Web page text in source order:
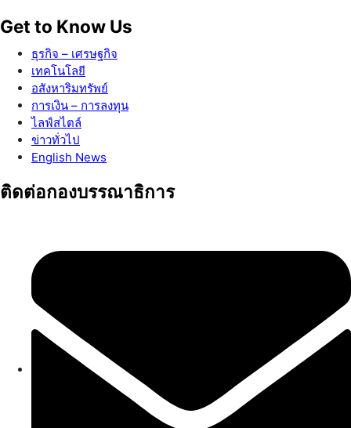
Get to Know Us
ธุรกิจ – เศรษฐกิจ
เทคโนโลยี
อสังหาริมทรัพย์
การเงิน – การลงทุน
ไลฟ์สไตล์
ข่าวทั่วไป
English News
ติดต่อกองบรรณาธิการ